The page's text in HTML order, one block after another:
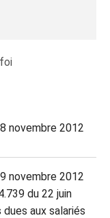
novembre 2012
novembre 2012
du 22 juin
aux salariés